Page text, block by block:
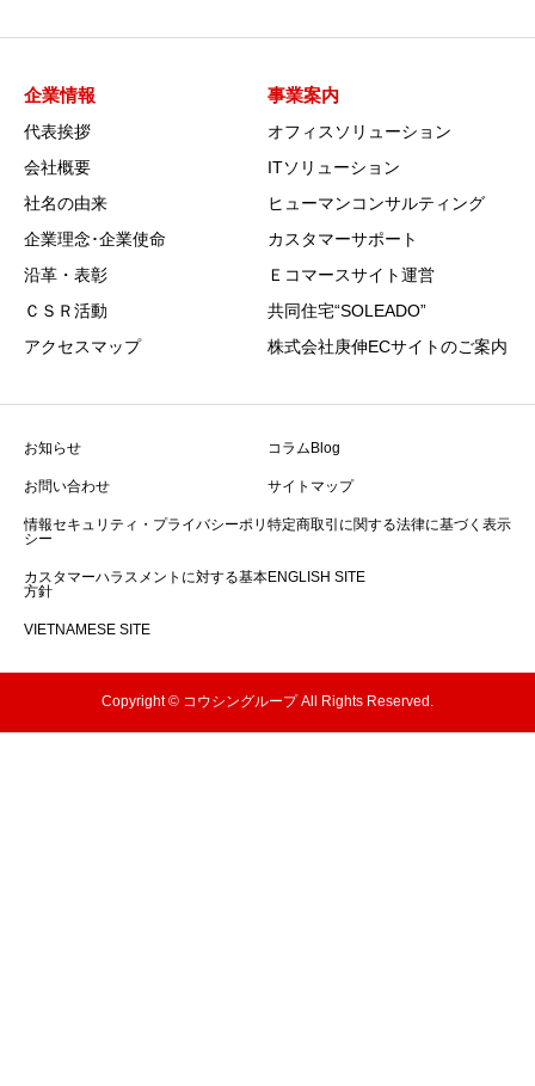
企業情報
代表挨拶
会社概要
社名の由来
企業理念･企業使命
沿革・表彰
ＣＳＲ活動
アクセスマップ
事業案内
オフィスソリューション
ITソリューション
ヒューマンコンサルティング
カスタマーサポート
Ｅコマースサイト運営
共同住宅“SOLEADO”
株式会社庚伸ECサイトのご案内
お知らせ コラムBlog
お問い合わせ サイトマップ
情報セキュリティ・プライバシーポリ
シー
特定商取引に関する法律に基づく表示
カスタマーハラスメントに対する基本
方針
ENGLISH SITE
VIETNAMESE SITE
Copyright © コウシングループ All Rights Reserved.